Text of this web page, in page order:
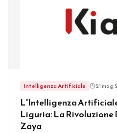
Intelligenza Artificiale 21 mag
L'Intelligenza
Liguria: La Rivoluzione
Zaya